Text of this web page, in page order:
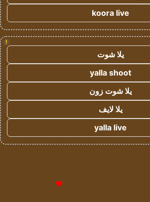
koora live
!
يلا شوت
yalla shoot
يلا شوت زون
يلا لايف
yalla live